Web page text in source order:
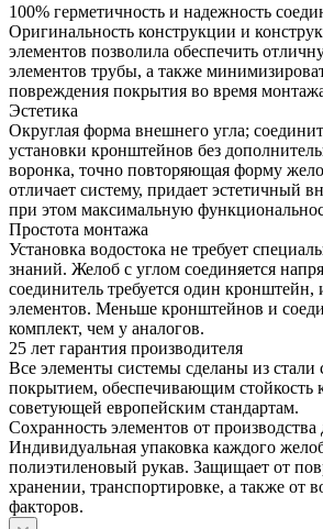
100% герметичность и надежность
Оригинальность конструкции и
элементов позволила обеспечить
элементов трубы, а также
повреждения покрытия во время
Эстетика
Округлая форма внешнего угла;
установки кронштейнов без
воронка, точно повторяющая форму
отличает систему, придает эстетичный
при этом максимальную
Простота монтажа
Установка водостока не требует
знаний. Желоб с углом соединяется
соединитель требуется один кронштейн,
элементов. Меньше кронштейнов и
комплект, чем у аналогов.
25 лет гарантия производителя
Все элементы системы сделаны из
покрытием, обеспечивающим стойкость
советующей европейским стандартам.
Сохранность элементов от
Индивидуальная упаковка каждого
полиэтиленовый рукав. Защищает от
хранении, транспортировке, а также от
факторов.